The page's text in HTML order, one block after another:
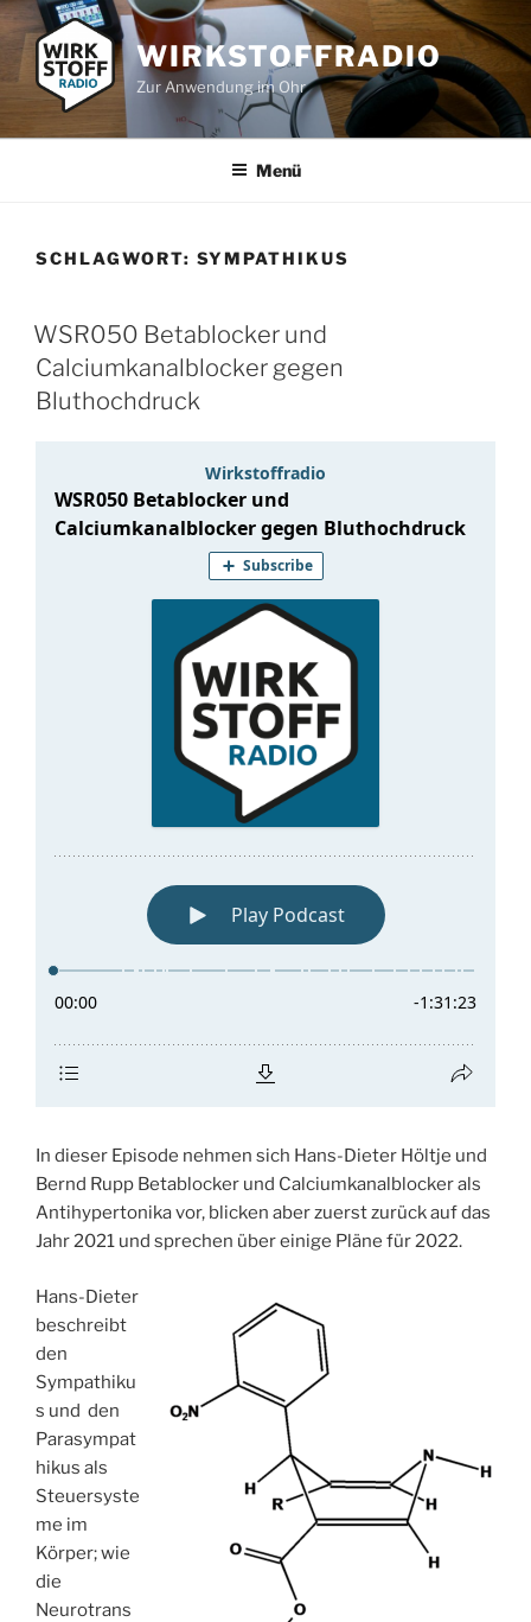
Zum
Inhalt
springen
WIRKSTOFFRADIO
Zur Anwendung im Ohr
Menü
SCHLAGWORT: SYMPATHIKUS
WSR050 Betablocker und
Calciumkanalblocker gegen
Bluthochdruck
In dieser Episode nehmen sich Hans-Dieter Höltje und
Bernd Rupp Betablocker und Calciumkanalblocker als
Antihypertonika vor, blicken aber zuerst zurück auf das
Jahr 2021 und sprechen über einige Pläne für 2022.
Hans-Dieter
beschreibt
den
Sympathiku
s und den
Parasympat
hikus als
Steuersyste
me im
Körper; wie
die
Neurotrans